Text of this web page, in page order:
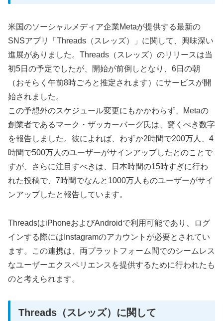
米国のソーシャルメディア企業Metaが提供する最新の
SNSアプリ「Threads（スレッズ）」に関して、興味深い
進展がありました。Threads（スレッズ）のリリースは当
初5日の予定でしたが、開始が前倒しとなり、6日の朝
（おそらく午前8時ごろと推定されます）にサービスが開
始されました。
この予想外のスケジュール変更にもかかわらず、Metaの
創業者であるマーク・ザッカーバーグ氏は、驚くべき数字
を報告しました。彼によれば、わずか2時間で200万人、4
時間で500万人のユーザーがサインアップしたとのことで
すが、さらに注目すべきは、日本時間の15時すぎに行わ
れた投稿で、7時間でなんと1000万人ものユーザーがサイ
ンアップしたと報告しています。
ThreadsはiPhoneおよびAndroidで利用可能であり、ログ
インする際にはInstagramのアカウントが必要とされてい
ます。この連携は、両プラットフォーム間でのシームレス
なユーザーエクスペリエンスを提供するために行われたも
のと考えられます。
Threads（スレッズ）に関して